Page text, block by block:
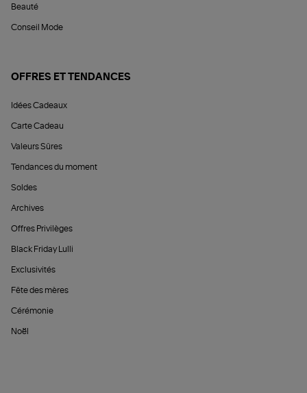
Beauté
Conseil Mode
OFFRES ET TENDANCES
Idées Cadeaux
Carte Cadeau
Valeurs Sûres
Tendances du moment
Soldes
Archives
Offres Privilèges
Black Friday Lulli
Exclusivités
Fête des mères
Cérémonie
Noël